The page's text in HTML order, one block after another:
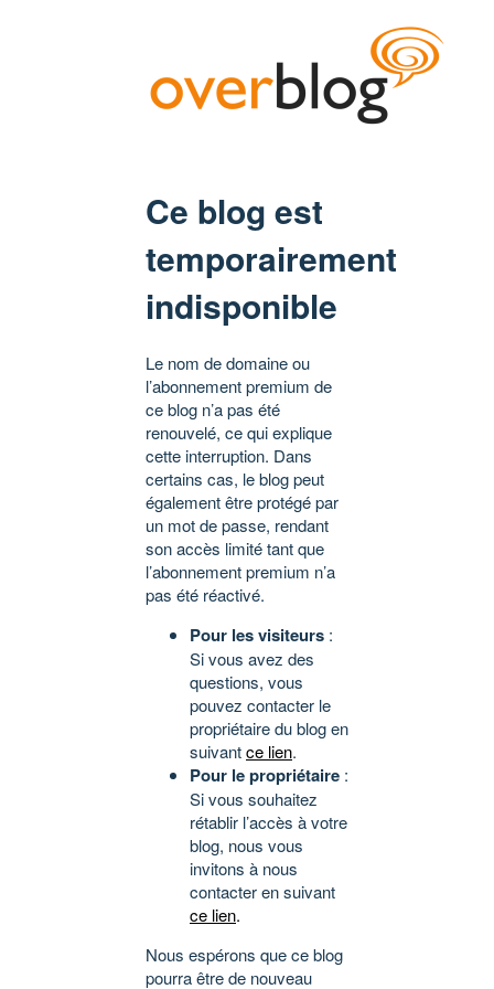
Ce blog est
temporairement
indisponible
Le nom de domaine ou
l’abonnement premium de
ce blog n’a pas été
renouvelé, ce qui explique
cette interruption. Dans
certains cas, le blog peut
également être protégé par
un mot de passe, rendant
son accès limité tant que
l’abonnement premium n’a
pas été réactivé.
Pour les visiteurs :
Si vous avez des
questions, vous
pouvez contacter le
propriétaire du blog en
suivantce lien.
Pour le propriétaire :
Si vous souhaitez
rétablir l’accès à votre
blog, nous vous
invitons à nous
contacter en suivant
ce lien.
Nous espérons que ce blog
pourra être de nouveau